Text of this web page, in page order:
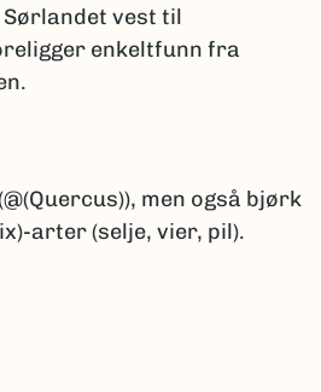
vest til
enkeltfunn fra
men også bjørk
arter (selje, vier, pil).